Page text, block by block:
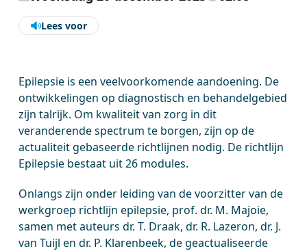
Lees voor
Epilepsie is een veelvoorkomende aandoening. De
ontwikkelingen op diagnostisch en behandelgebied
zijn talrijk. Om kwaliteit van zorg in dit
veranderende spectrum te borgen, zijn op de
actualiteit gebaseerde richtlijnen nodig. De richtlijn
Epilepsie bestaat uit 26 modules.
Onlangs zijn onder leiding van de voorzitter van de
werkgroep richtlijn epilepsie, prof. dr. M. Majoie,
samen met auteurs dr. T. Draak, dr. R. Lazeron, dr. J.
van Tuijl en dr. P. Klarenbeek, de geactualiseerde